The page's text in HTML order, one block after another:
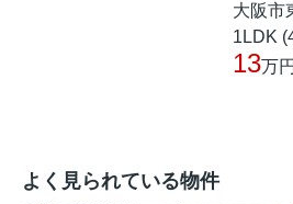
大阪市
1LDK
13万円
よく見られている物件